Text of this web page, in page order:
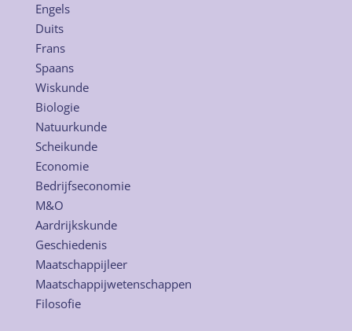
Engels
Duits
Frans
Spaans
Wiskunde
Biologie
Natuurkunde
Scheikunde
Economie
Bedrijfseconomie
M&O
Aardrijkskunde
Geschiedenis
Maatschappijleer
Maatschappijwetenschappen
Filosofie